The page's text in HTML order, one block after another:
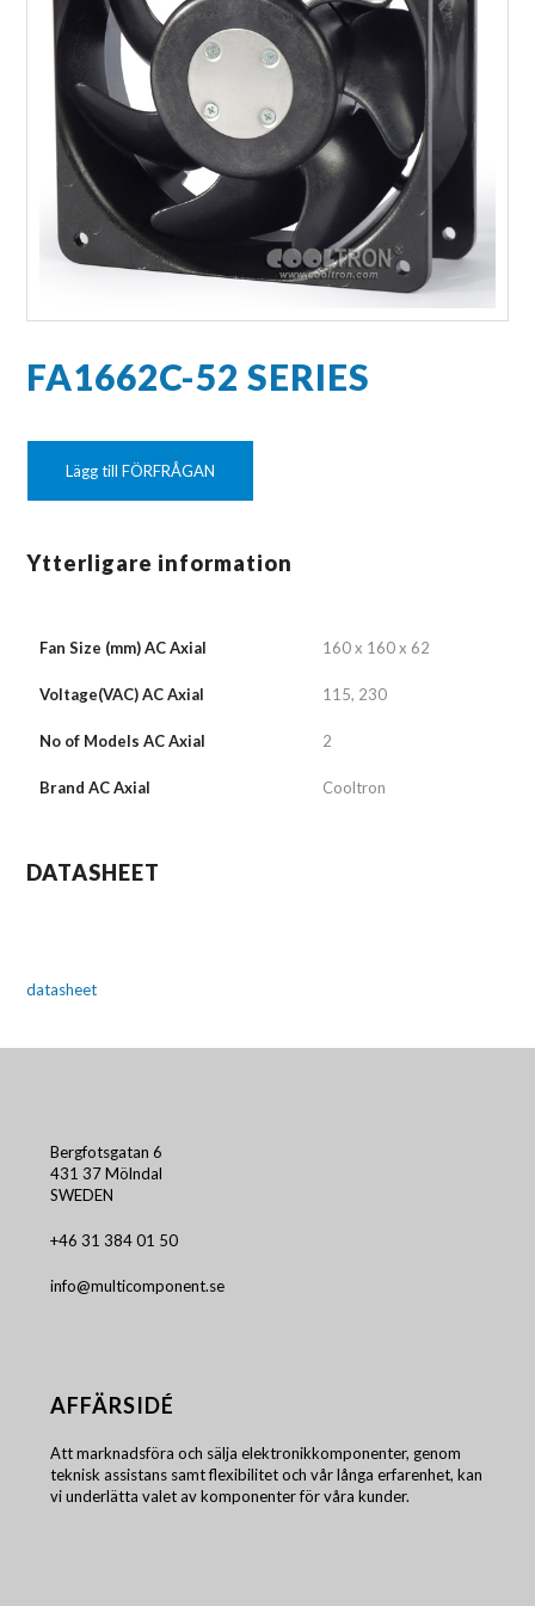
FA1662C-52 SERIES
Lägg till FÖRFRÅGAN
Ytterligare information
Fan Size (mm) AC Axial 160 x 160 x 62
Voltage(VAC) AC Axial 115, 230
No of Models AC Axial 2
Brand AC Axial Cooltron
DATASHEET
datasheet
Bergfotsgatan 6
431 37 Mölndal
SWEDEN
+46 31 384 01 50
info@multicomponent.se
AFFÄRSIDÉ
Att marknadsföra och sälja elektronikkomponenter, genom
teknisk assistans samt flexibilitet och vår långa erfarenhet, kan
vi underlätta valet av komponenter för våra kunder.